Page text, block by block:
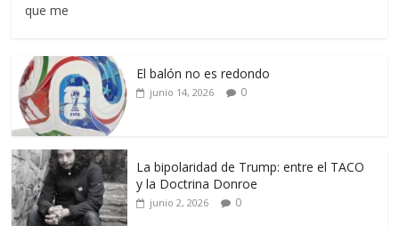
que me
El balón no es redondo
junio 14, 2026 0
La bipolaridad de Trump: entre el TACO
y la Doctrina Donroe
junio 2, 2026 0